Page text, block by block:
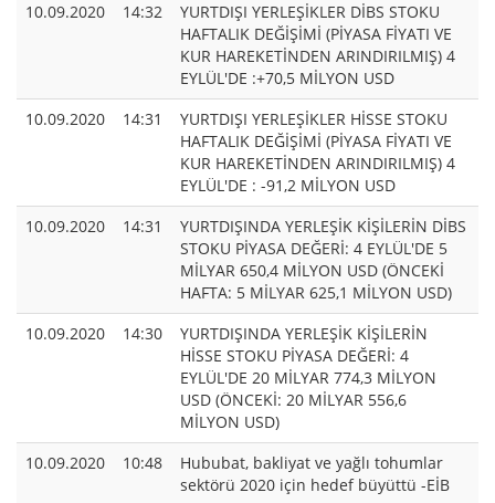
10.09.2020
14:32
YURTDIŞI YERLEŞİKLER DİBS STOKU
HAFTALIK DEĞİŞİMİ (PİYASA FİYATI VE
KUR HAREKETİNDEN ARINDIRILMIŞ) 4
EYLÜL'DE :+70,5 MİLYON USD
10.09.2020
14:31
YURTDIŞI YERLEŞİKLER HİSSE STOKU
HAFTALIK DEĞİŞİMİ (PİYASA FİYATI VE
KUR HAREKETİNDEN ARINDIRILMIŞ) 4
EYLÜL'DE : -91,2 MİLYON USD
10.09.2020
14:31
YURTDIŞINDA YERLEŞİK KİŞİLERİN DİBS
STOKU PİYASA DEĞERİ: 4 EYLÜL'DE 5
MİLYAR 650,4 MİLYON USD (ÖNCEKİ
HAFTA: 5 MİLYAR 625,1 MİLYON USD)
10.09.2020
14:30
YURTDIŞINDA YERLEŞİK KİŞİLERİN
HİSSE STOKU PİYASA DEĞERİ: 4
EYLÜL'DE 20 MİLYAR 774,3 MİLYON
USD (ÖNCEKİ: 20 MİLYAR 556,6
MİLYON USD)
10.09.2020
10:48
Hububat, bakliyat ve yağlı tohumlar
sektörü 2020 için hedef büyüttü -EİB